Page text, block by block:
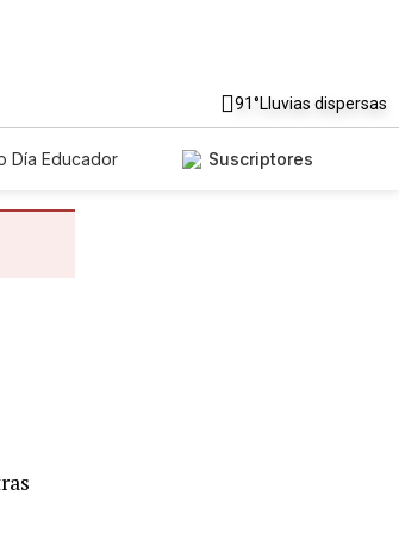
91°Lluvias dispersas
Día Educador
Suscriptores